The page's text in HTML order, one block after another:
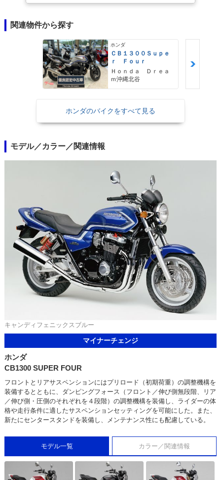
関連物件から探す
ホンダ
ＣＢ１３００Ｓｕｐｅ
ｒ Ｆｏｕｒ
Ｈｏｎｄａ Ｄｒｅａ
ｍ沖縄北谷
ホンダのバイクをすべて見る
モデル／カラー／関連情報
キャンディフェニックスブルー
マイナーチェンジ
ホンダ
CB1300 SUPER FOUR
フロントとリアサスペンションにはプリロード（初期荷重）の調整機構を
装備するとともに、ダンピングフォース（フロント／伸び側無段階、リア
／伸び側・圧側のそれぞれを４段階）の調整機構を装備し、ライダーの体
格や走行条件に適したサスペンションセッティングを可能にした。また、
新たにセンタースタンドを装備し、メンテナンス性にも配慮している。
モデル一覧 カラー／関連情報